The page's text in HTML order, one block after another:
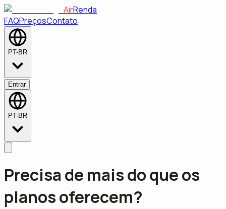
AirRenda
FAQPreçosContato
PT-BR
Entrar
PT-BR
Precisa de mais do que os
planos oferecem?